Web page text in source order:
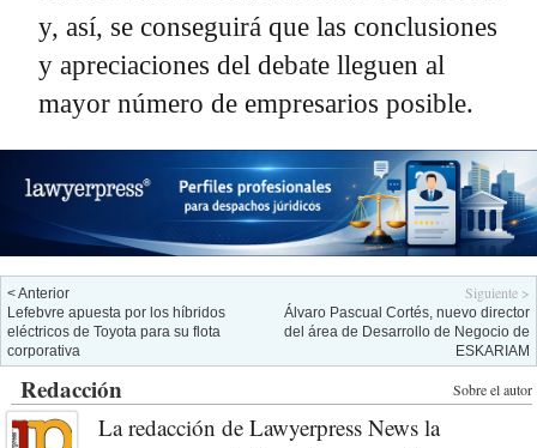
y, así, se conseguirá que las conclusiones
y apreciaciones del debate lleguen al
mayor número de empresarios posible.
< Anterior
Lefebvre apuesta por los híbridos
eléctricos de Toyota para su flota
corporativa
Siguiente >
Álvaro Pascual Cortés, nuevo director
del área de Desarrollo de Negocio de
ESKARIAM
Sobre el autor
Redacción
La redacción de Lawyerpress News la